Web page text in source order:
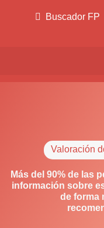
Buscador FP
Valoración
Más del 90% de las
información sobre
de forma